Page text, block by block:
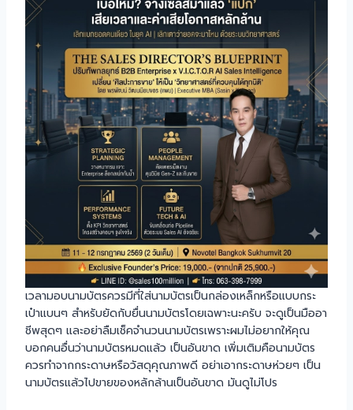
เวลามอบนามบัตรควรมีที่ใส่นามบัตรเป็นกล่องเหล็กหรือแบบกระ
เป๋าแบนๆ สำหรับยัดกับยื่นนามบัตรโดยเฉพาะนะครับ จะดูเป็นมืออา
ชีพสุดๆ และอย่าลืมเช็คจำนวนนามบัตรเพราะผมไม่อยากให้คุณ
บอกคนอื่นว่านามบัตรหมดแล้ว เป็นอันขาด เพิ่มเติมคือนามบัตร
ควรทำจากกระดาษหรือวัสดุคุณภาพดี อย่าเอากระดาษห่วยๆ เป็น
นามบัตรแล้วไปขายของหลักล้านเป็นอันขาด มันดูไม่โปร